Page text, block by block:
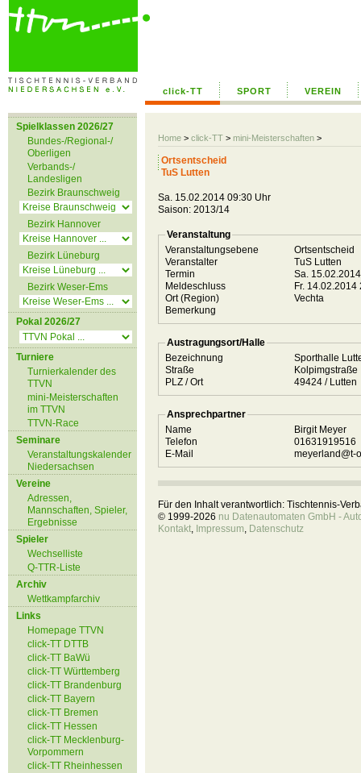
click-TT SPORT VEREIN
Home > click-TT > mini-Meisterschaften >
Spielklassen 2026/27
Bundes-/Regional-/
Oberligen
Verbands-/
Landesligen
Bezirk Braunschweig
Bezirk Hannover
Bezirk Lüneburg
Bezirk Weser-Ems
Pokal 2026/27
Turniere
Turnierkalender des
TTVN
mini-Meisterschaften
im TTVN
TTVN-Race
Seminare
Veranstaltungskalender
Niedersachsen
Vereine
Adressen,
Mannschaften, Spieler,
Ergebnisse
Spieler
Wechselliste
Q-TTR-Liste
Archiv
Wettkampfarchiv
Links
Homepage TTVN
click-TT DTTB
click-TT BaWü
click-TT Württemberg
click-TT Brandenburg
click-TT Bayern
click-TT Bremen
click-TT Hessen
click-TT Mecklenburg-
Vorpommern
click-TT Rheinhessen
Ortsentscheid
TuS Lutten
Sa. 15.02.2014 09:30 Uhr
Saison: 2013/14
Veranstaltung
Veranstaltungsebene
Ortsentscheid
Veranstalter
TuS Lutten
Termin
Sa.
Meldeschluss
Fr.
Ort (Region)
Vechta
Bemerkung
Austragungsort/Halle
Bezeichnung
Sporthalle
Straße
Kolpimgstraße
PLZ / Ort
49424 / Lutten
Ansprechpartner
Name
Birgit Meyer
Telefon
01631919516
E-Mail
meyerland@t-
Für den Inhalt verantwortlich: Tischtennis-
© 1999-2026 nu Datenautomaten GmbH -
Kontakt, Impressum, Datenschutz